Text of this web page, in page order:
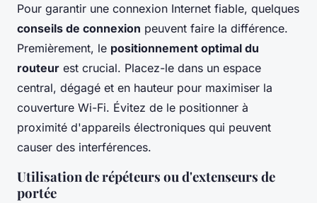
Pour garantir une connexion Internet fiable, quelques
conseils de connexion peuvent faire la différence.
Premièrement, le positionnement optimal du
routeur est crucial. Placez-le dans un espace
central, dégagé et en hauteur pour maximiser la
couverture Wi-Fi. Évitez de le positionner à
proximité d'appareils électroniques qui peuvent
causer des interférences.
Utilisation de répéteurs ou d'extenseurs de
portée